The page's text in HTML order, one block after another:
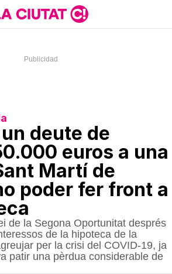
deute de
euros a una
Martí de
poder fer front a
de la Segona Oportunitat després
de la hipoteca de la
per la crisi del COVID-19, ja
patir una pèrdua considerable de